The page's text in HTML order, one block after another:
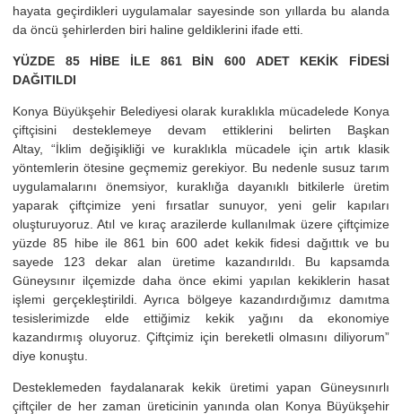
hayata geçirdikleri uygulamalar sayesinde son yıllarda bu alanda
da öncü şehirlerden biri haline geldiklerini ifade etti.
YÜZDE 85 HİBE İLE 861 BİN 600 ADET KEKİK FİDESİ
DAĞITILDI
Konya Büyükşehir Belediyesi olarak kuraklıkla mücadelede Konya
çiftçisini desteklemeye devam ettiklerini belirten Başkan
Altay, “İklim değişikliği ve kuraklıkla mücadele için artık klasik
yöntemlerin ötesine geçmemiz gerekiyor. Bu nedenle susuz tarım
uygulamalarını önemsiyor, kuraklığa dayanıklı bitkilerle üretim
yaparak çiftçimize yeni fırsatlar sunuyor, yeni gelir kapıları
oluşturuyoruz. Atıl ve kıraç arazilerde kullanılmak üzere çiftçimize
yüzde 85 hibe ile 861 bin 600 adet kekik fidesi dağıttık ve bu
sayede 123 dekar alan üretime kazandırıldı. Bu kapsamda
Güneysınır ilçemizde daha önce ekimi yapılan kekiklerin hasat
işlemi gerçekleştirildi. Ayrıca bölgeye kazandırdığımız damıtma
tesislerimizde elde ettiğimiz kekik yağını da ekonomiye
kazandırmış oluyoruz. Çiftçimiz için bereketli olmasını diliyorum”
diye konuştu.
Desteklemeden faydalanarak kekik üretimi yapan Güneysınırlı
çiftçiler de her zaman üreticinin yanında olan Konya Büyükşehir